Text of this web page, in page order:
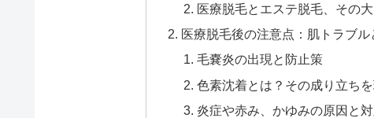
医療脱毛とエステ脱毛、その
医療脱毛後の注意点：肌トラブ
毛嚢炎の出現と防止策
色素沈着とは？その成り立ち
炎症や赤み、かゆみの原因と